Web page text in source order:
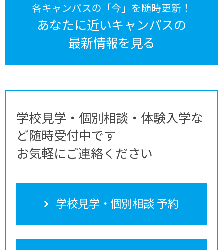
各キャンパスの「今」を随時更新！
あなたに近いキャンパスの
最新情報を見る
学校見学・個別相談・体験入学な
ど随時受付中です
お気軽にご連絡ください
学校見学・個別相談 予約